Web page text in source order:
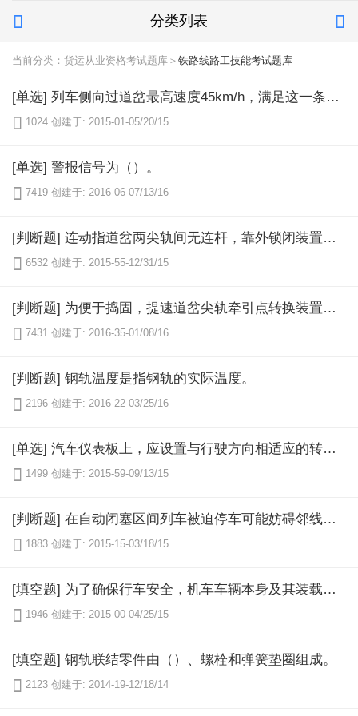
 分类列表 
当前分类：货运从业资格考试题库＞ 铁路线路工技能考试题库
[单选] 列车侧向过道岔最高速度45km/h，满足这一条件的普通型道岔必须是（）。
 1024 创建于: 2015-01-05/20/15
[单选] 警报信号为（）。
 7419 创建于: 2016-06-07/13/16
[判断题] 连动指道岔两尖轨间无连杆，靠外锁闭装置进行转换。
 6532 创建于: 2015-55-12/31/15
[判断题] 为便于捣固，提速道岔尖轨牵引点转换装置各杆件安装在特制的钢岔枕内。
 7431 创建于: 2016-35-01/08/16
[判断题] 钢轨温度是指钢轨的实际温度。
 2196 创建于: 2016-22-03/25/16
[单选] 汽车仪表板上，应设置与行驶方向相适应的转向指示信号和蓝色（）指示信号灯。
 1499 创建于: 2015-59-09/13/15
[判断题] 在自动闭塞区间列车被迫停车可能妨碍邻线时，机车乘务员和运转车长（无运转车长时为车辆乘务员，无车辆乘务员时为机车乘务员）应分别对邻线来车方向短接轨道电路。
 1883 创建于: 2015-15-03/18/15
[填空题] 为了确保行车安全，机车车辆本身及其装载的货物不得超过规定的轮廓尺寸线，称为（）。
 1946 创建于: 2015-00-04/25/15
[填空题] 钢轨联结零件由（）、螺栓和弹簧垫圈组成。
 2123 创建于: 2014-19-12/18/14